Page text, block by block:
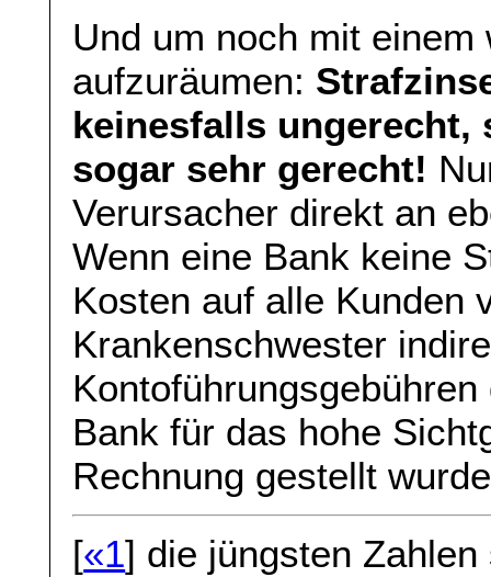
Und um noch mit
aufzuräumen:
keinesfalls ungerecht,
sogar sehr gerecht!
Verursacher direkt an
Wenn eine Bank keine
Kosten auf alle Kunden
Krankenschwester
Bank für das hohe
Rechnung gestellt
[«1] die jüngsten